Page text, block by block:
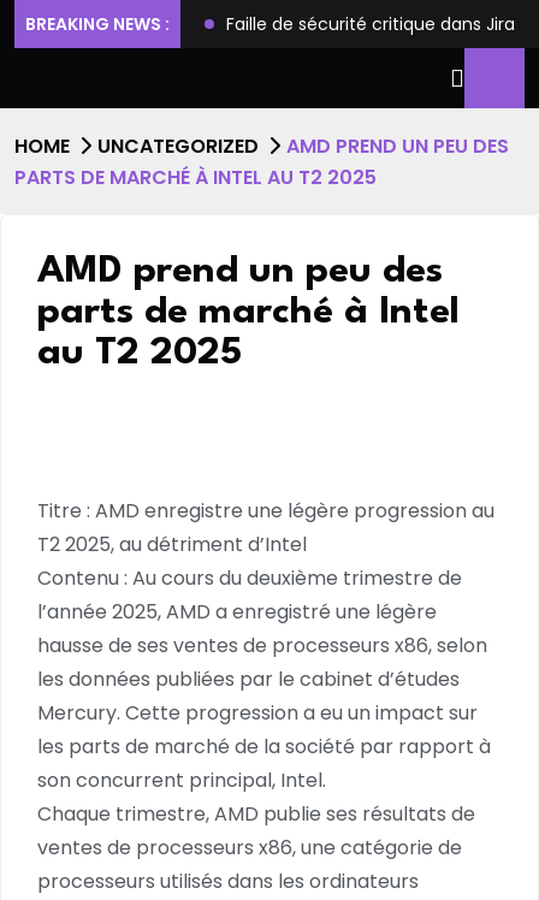
BREAKING NEWS :
et l’accès root Faille de sécurité critique dans Jira
HOME UNCATEGORIZED
AMD PREND UN PEU DES
PARTS DE MARCHÉ À INTEL AU T2 2025
AMD prend un peu des
parts de marché à Intel
au T2 2025
Titre : AMD enregistre une légère progression au
T2 2025, au détriment d’Intel
Contenu : Au cours du deuxième trimestre de
l’année 2025, AMD a enregistré une légère
hausse de ses ventes de processeurs x86, selon
les données publiées par le cabinet d’études
Mercury. Cette progression a eu un impact sur
les parts de marché de la société par rapport à
son concurrent principal, Intel.
Chaque trimestre, AMD publie ses résultats de
ventes de processeurs x86, une catégorie de
processeurs utilisés dans les ordinateurs